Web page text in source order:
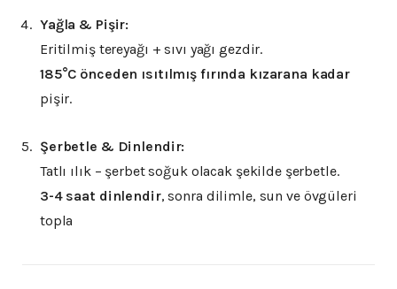
Yağla & Pişir:
Eritilmiş tereyağı + sıvı yağı gezdir.
185°C önceden ısıtılmış fırında kızarana kadar
pişir.
Şerbetle & Dinlendir:
Tatlı ılık – şerbet soğuk olacak şekilde şerbetle.
3-4 saat dinlendir, sonra dilimle, sun ve övgüleri
topla